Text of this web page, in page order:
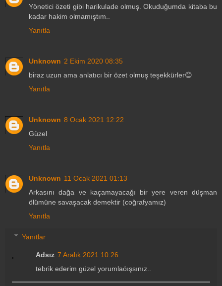
Yönetici özeti gibi harikulade olmuş. Okuduğumda kitaba bu
kadar hakim olmamıştım..
Yanıtla
Unknown 2 Ekim 2020 08:35
biraz uzun ama anlatıcı bir özet olmuş teşekkürler😊
Yanıtla
Unknown 8 Ocak 2021 12:22
Güzel
Yanıtla
Unknown 11 Ocak 2021 01:13
Arkasını dağa ve kaçamayacağı bir yere veren düşman
ölümüne savaşacak demektir (coğrafyamız)
Yanıtla
Yanıtlar
Adsız 7 Aralık 2021 10:26
tebrik ederim güzel yorumlaöışsınız..